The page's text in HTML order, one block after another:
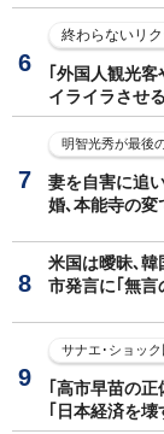
終わらないリ
｢外国人観光
イライラさせ
明智光秀が最後
妻を自害に追
婚､本能寺の
米国は曖昧､
市発言に｢無言
サナエ･ショッ
｢高市早苗の
｢日本経済を